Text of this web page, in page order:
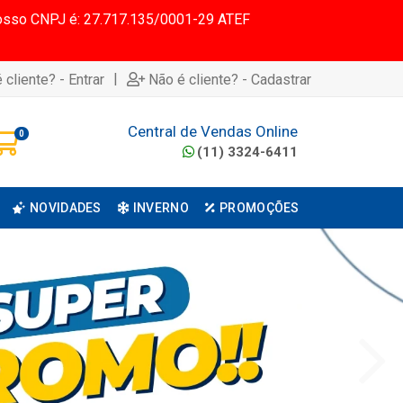
CNPJ é: 27.717.135/0001-29 ATEF
cliente? - Entrar | Não é cliente? - Cadastrar
0 Central de Vendas Online
(11) 3324-6411
NOVIDADES INVERNO PROMOÇÕES